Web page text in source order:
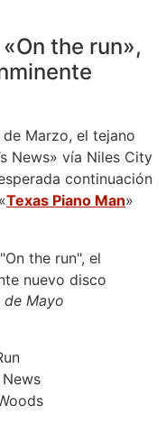
the run»,
Marzo, el tejano
News» vía Niles City
continuación
Texas Piano Man»
de Mayo
News